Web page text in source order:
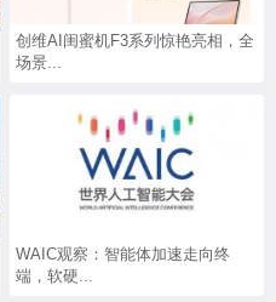
创维AI闺蜜机F3系列惊艳亮相，全
场景...
WAIC观察：智能体加速走向终
端，软硬...